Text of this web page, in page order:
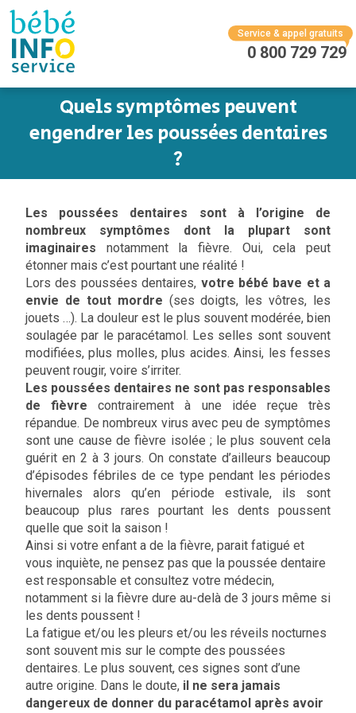
Service & appel gratuits
0 800 729 729
Quels symptômes peuvent
engendrer les poussées dentaires
?
Les poussées dentaires sont à l’origine de
nombreux symptômes dont la plupart sont
imaginaires notamment la fièvre. Oui, cela peut
étonner mais c’est pourtant une réalité !
Lors des poussées dentaires, votre bébé bave et a
envie de tout mordre (ses doigts, les vôtres, les
jouets …). La douleur est le plus souvent modérée, bien
soulagée par le paracétamol. Les selles sont souvent
modifiées, plus molles, plus acides. Ainsi, les fesses
peuvent rougir, voire s’irriter.
Les poussées dentaires ne sont pas responsables
de fièvre contrairement à une idée reçue très
répandue. De nombreux virus avec peu de symptômes
sont une cause de fièvre isolée ; le plus souvent cela
guérit en 2 à 3 jours. On constate d’ailleurs beaucoup
d’épisodes fébriles de ce type pendant les périodes
hivernales alors qu’en période estivale, ils sont
beaucoup plus rares pourtant les dents poussent
quelle que soit la saison !
Ainsi si votre enfant a de la fièvre, parait fatigué et
vous inquiète, ne pensez pas que la poussée dentaire
est responsable et consultez votre médecin,
notamment si la fièvre dure au-delà de 3 jours même si
les dents poussent !
La fatigue et/ou les pleurs et/ou les réveils nocturnes
sont souvent mis sur le compte des poussées
dentaires. Le plus souvent, ces signes sont d’une
autre origine. Dans le doute, il ne sera jamais
dangereux de donner du paracétamol après avoir